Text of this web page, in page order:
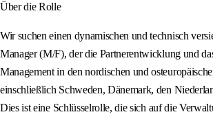
Über die Rolle
Wir suchen einen dynamischen und technisch
Manager (M/F), der die Partnerentwicklung und
Management in den nordischen und
einschließlich Schweden, Dänemark, den
Dies ist eine Schlüsselrolle, die sich auf die